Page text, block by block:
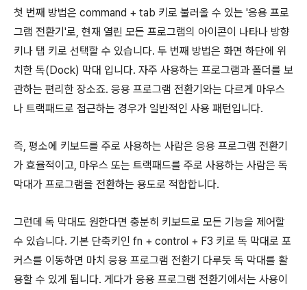
첫 번째 방법은 command + tab 키로 불러올 수 있는 '응용 프로
그램 전환기'로, 현재 열린 모든 프로그램의 아이콘이 나타나 방향
키나 탭 키로 선택할 수 있습니다. 두 번째 방법은 화면 하단에 위
치한 독(Dock) 막대 입니다. 자주 사용하는 프로그램과 폴더를 보
관하는 편리한 장소죠. 응용 프로그램 전환기와는 다르게 마우스
나 트랙패드로 접근하는 경우가 일반적인 사용 패턴입니다.
즉, 평소에 키보드를 주로 사용하는 사람은 응용 프로그램 전환기
가 효율적이고, 마우스 또는 트랙패드를 주로 사용하는 사람은 독
막대가 프로그램을 전환하는 용도로 적합합니다.
그런데 독 막대도 원한다면 충분히 키보드로 모든 기능을 제어할
수 있습니다. 기본 단축키인 fn + control + F3 키로 독 막대로 포
커스를 이동하면 마치 응용 프로그램 전환기 다루듯 독 막대를 활
용할 수 있게 됩니다. 게다가 응용 프로그램 전환기에서는 사용이